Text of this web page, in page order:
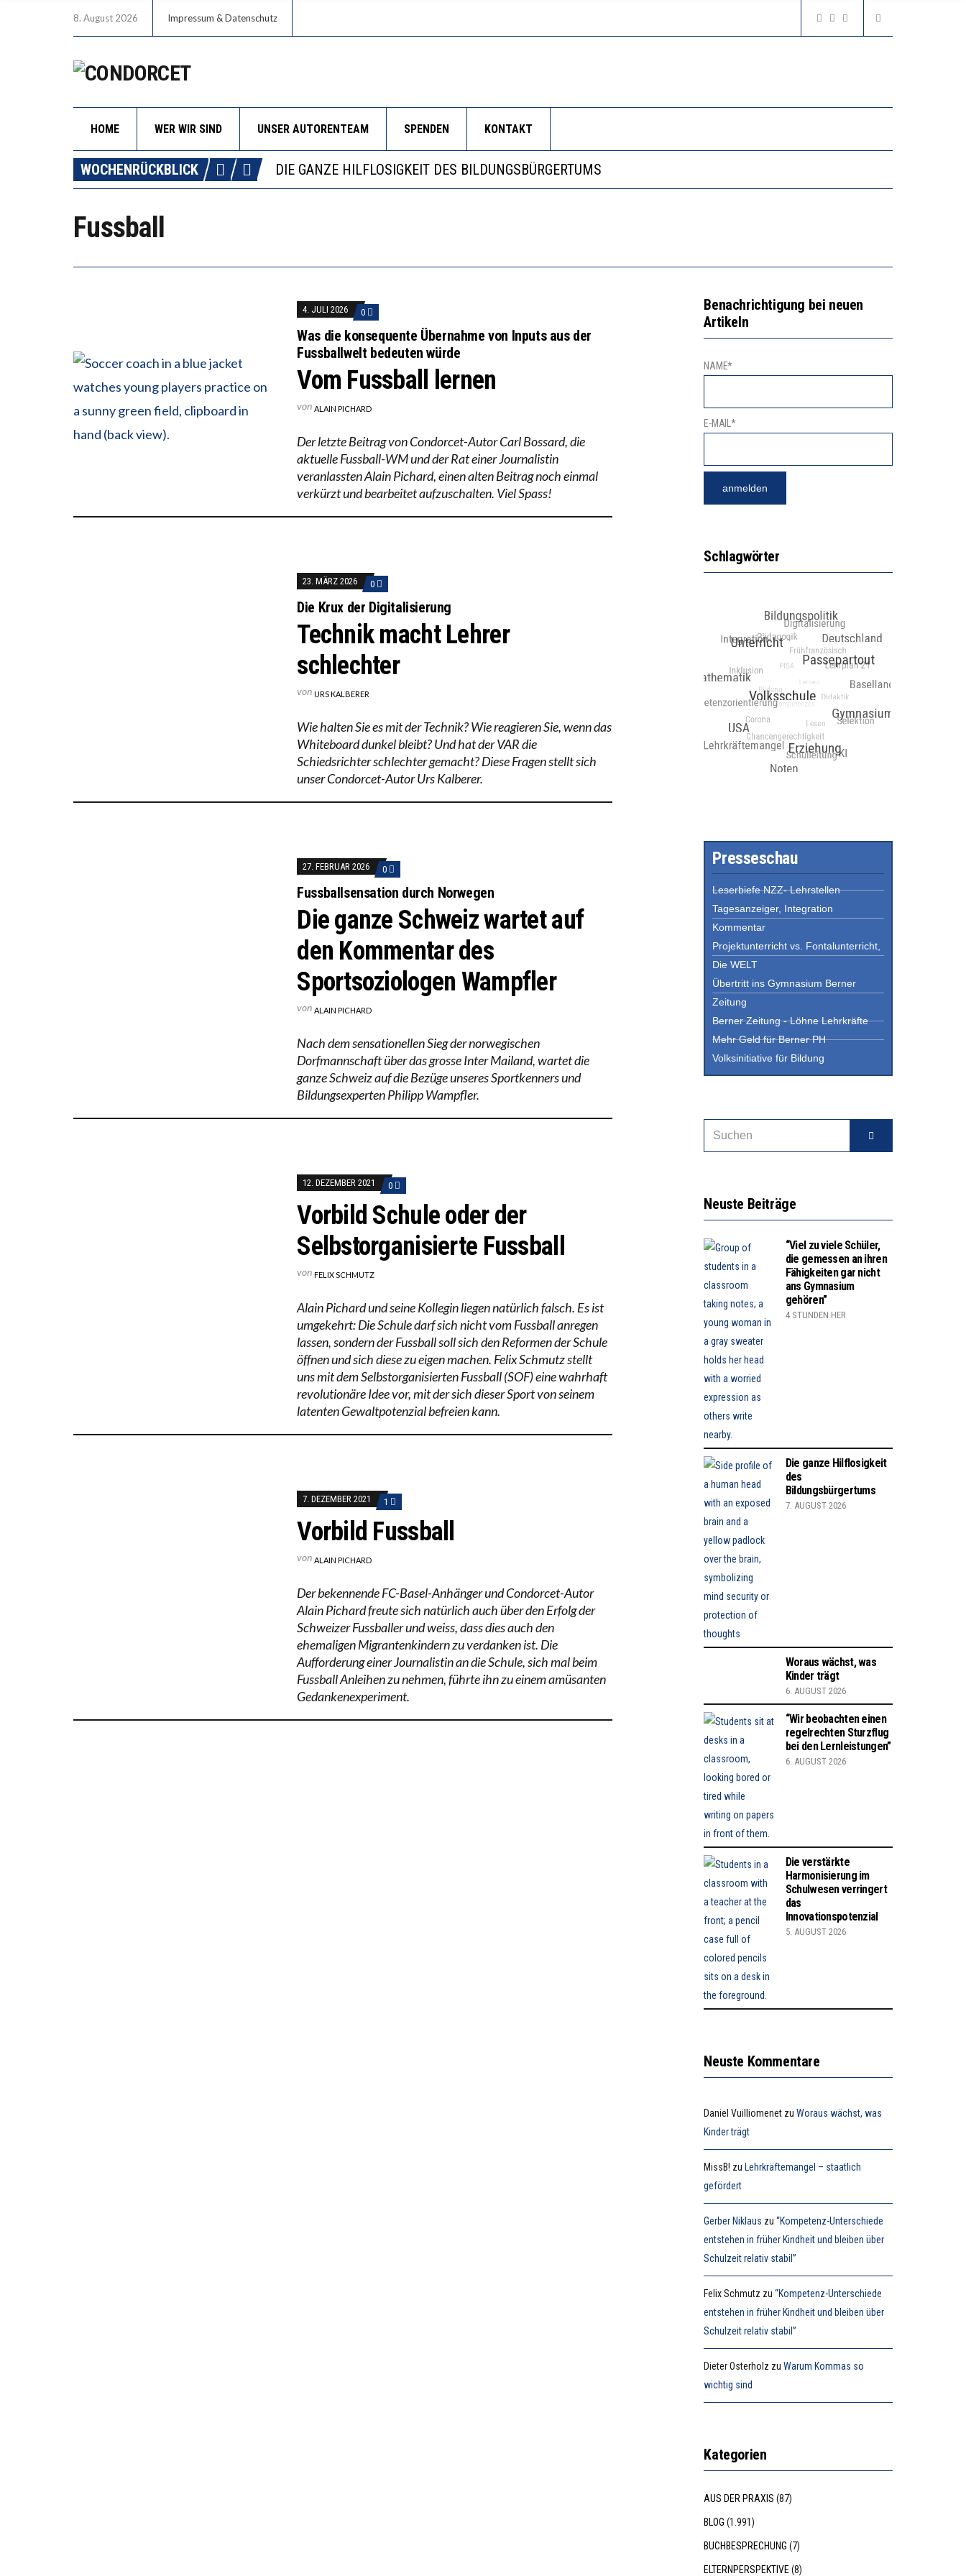
8. August 2026 Impressum & Datenschutz
HOME WER WIR SIND UNSER AUTORENTEAM SPENDEN KONTAKT
WOCHENRÜCKBLICK
DIE VERSTÄRKTE HARMONISIERUNG IM SCHULWESEN VERRINGERT DAS INNOVATIONSPOTENZIAL
“VIEL ZU VIELE SCHÜLER, DIE GEMESSEN AN IHREN FÄHIGKEITEN GAR NICHT ANS GYMNASIUM GEHÖREN”
DIE GANZE HILFLOSIGKEIT DES BILDUNGSBÜRGERTUMS
WORAUS WÄCHST, WAS KINDER TRÄGT
Fussball
4. JULI 2026 0
Was die konsequente Übernahme von Inputs aus der
Fussballwelt bedeuten würde
Vom Fussball lernen
von ALAIN PICHARD
Der letzte Beitrag von Condorcet-Autor Carl Bossard, die
aktuelle Fussball-WM und der Rat einer Journalistin
veranlassten Alain Pichard, einen alten Beitrag noch einmal
verkürzt und bearbeitet aufzuschalten. Viel Spass!
23. MÄRZ 2026 0
Die Krux der Digitalisierung
Technik macht Lehrer
schlechter
von URS KALBERER
Wie halten Sie es mit der Technik? Wie reagieren Sie, wenn das
Whiteboard dunkel bleibt? Und hat der VAR die
Schiedsrichter schlechter gemacht? Diese Fragen stellt sich
unser Condorcet-Autor Urs Kalberer.
27. FEBRUAR 2026 0
Fussballsensation durch Norwegen
Die ganze Schweiz wartet auf
den Kommentar des
Sportsoziologen Wampfler
von ALAIN PICHARD
Nach dem sensationellen Sieg der norwegischen
Dorfmannschaft über das grosse Inter Mailand, wartet die
ganze Schweiz auf die Bezüge unseres Sportkenners und
Bildungsexperten Philipp Wampfler.
12. DEZEMBER 2021 0
Vorbild Schule oder der
Selbstorganisierte Fussball
von FELIX SCHMUTZ
Alain Pichard und seine Kollegin liegen natürlich falsch. Es ist
umgekehrt: Die Schule darf sich nicht vom Fussball anregen
lassen, sondern der Fussball soll sich den Reformen der Schule
öffnen und sich diese zu eigen machen. Felix Schmutz stellt
uns mit dem Selbstorganisierten Fussball (SOF) eine wahrhaft
revolutionäre Idee vor, mit der sich dieser Sport von seinem
latenten Gewaltpotenzial befreien kann.
7. DEZEMBER 2021 1
Vorbild Fussball
von ALAIN PICHARD
Der bekennende FC-Basel-Anhänger und Condorcet-Autor
Alain Pichard freute sich natürlich auch über den Erfolg der
Schweizer Fussballer und weiss, dass dies auch den
ehemaligen Migrantenkindern zu verdanken ist. Die
Aufforderung einer Journalistin an die Schule, sich mal beim
Fussball Anleihen zu nehmen, führte ihn zu einem amüsanten
Gedankenexperiment.
Benachrichtigung bei neuen
Artikeln
NAME*
E-MAIL*
Schlagwörter
Presseschau
Leserbiefe NZZ- Lehrstellen
Tagesanzeiger, Integration
Kommentar
Projektunterricht vs. Fontalunterricht,
Die WELT
Übertritt ins Gymnasium Berner
Zeitung
Berner Zeitung - Löhne Lehrkräfte
Mehr Geld für Berner PH
Volksinitiative für Bildung
Neuste Beiträge
“Viel zu viele Schüler,
die gemessen an ihren
Fähigkeiten gar nicht
ans Gymnasium
gehören”
4 STUNDEN HER
Die ganze Hilflosigkeit
des
Bildungsbürgertums
7. AUGUST 2026
Woraus wächst, was
Kinder trägt
6. AUGUST 2026
“Wir beobachten einen
regelrechten Sturzflug
bei den Lernleistungen”
6. AUGUST 2026
Die verstärkte
Harmonisierung im
Schulwesen verringert
das
Innovationspotenzial
5. AUGUST 2026
Neuste Kommentare
Daniel Vuilliomenet zuWoraus wächst, was
Kinder trägt
MissB! zu Lehrkräftemangel – staatlich
gefördert
Gerber Niklaus zu“Kompetenz-Unterschiede
entstehen in früher Kindheit und bleiben über
Schulzeit relativ stabil”
Felix Schmutz zu“Kompetenz-Unterschiede
entstehen in früher Kindheit und bleiben über
Schulzeit relativ stabil”
Dieter Osterholz zuWarum Kommas so
wichtig sind
Kategorien
AUS DER PRAXIS (87)
BLOG (1.991)
BUCHBESPRECHUNG (7)
ELTERNPERSPEKTIVE(8)